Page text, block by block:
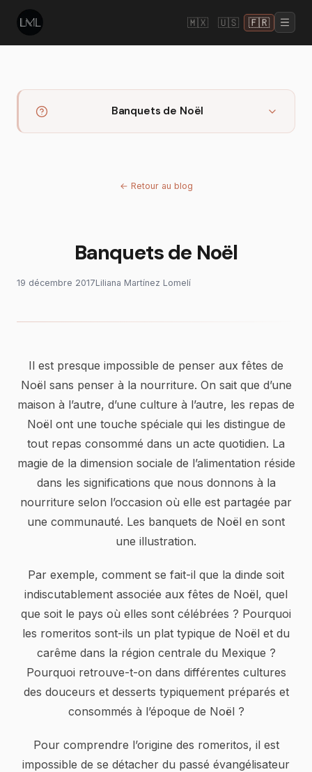
🇲🇽 🇺🇸 🇫🇷
Banquets de Noël
← Retour au blog
Banquets de Noël
19 décembre 2017Liliana Martínez Lomelí
Il est presque impossible de penser aux fêtes de
Noël sans penser à la nourriture. On sait que d’une
maison à l’autre, d’une culture à l’autre, les repas de
Noël ont une touche spéciale qui les distingue de
tout repas consommé dans un acte quotidien. La
magie de la dimension sociale de l’alimentation réside
dans les significations que nous donnons à la
nourriture selon l’occasion où elle est partagée par
une communauté. Les banquets de Noël en sont
une illustration.
Par exemple, comment se fait-il que la dinde soit
indiscutablement associée aux fêtes de Noël, quel
que soit le pays où elles sont célébrées ? Pourquoi
les romeritos sont-ils un plat typique de Noël et du
carême dans la région centrale du Mexique ?
Pourquoi retrouve-t-on dans différentes cultures
des douceurs et desserts typiquement préparés et
consommés à l’époque de Noël ?
Pour comprendre l’origine des romeritos, il est
impossible de se détacher du passé évangélisateur